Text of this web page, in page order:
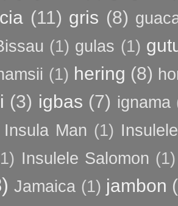
(11) gris (8)
(1) gulas (1)
(1) hering (8)
(3) igbas (7) ignama
Insula Man (1)
Insulele Salomon (1)
Jamaica (1) jambon